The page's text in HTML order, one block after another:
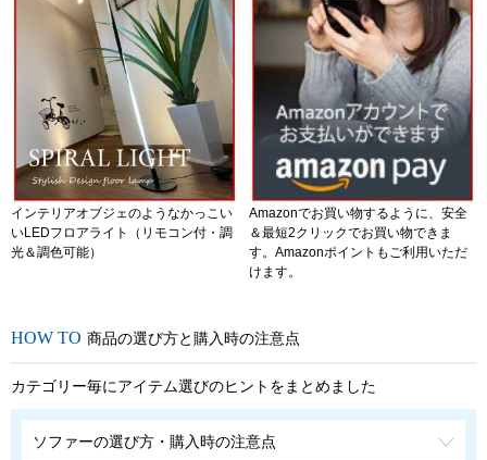
インテリアオブジェのようなかっこい
いLEDフロアライト（リモコン付・調
光＆調色可能）
Amazonでお買い物するように、安全
＆最短2クリックでお買い物できま
す。Amazonポイントもご利用いただ
けます。
商品の選び方と購入時の注意点
カテゴリー毎にアイテム選びのヒントをまとめました
ソファーの選び方・購入時の注意点